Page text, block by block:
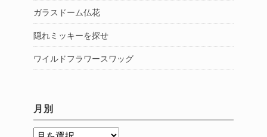
ガラスドーム仏花
隠れミッキーを探せ
ワイルドフラワースワッグ
月別